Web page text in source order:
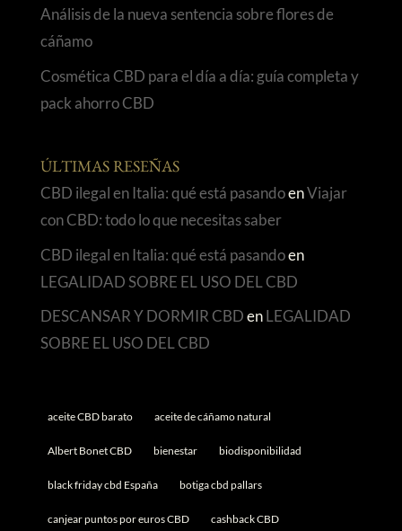
Análisis de la nueva sentencia sobre flores de
cáñamo
Cosmética CBD para el día a día: guía completa y
pack ahorro CBD
ÚLTIMAS RESEÑAS
CBD ilegal en Italia: qué está pasandoenViajar
con CBD: todo lo que necesitas saber
CBD ilegal en Italia: qué está pasandoen
LEGALIDAD SOBRE EL USO DEL CBD
DESCANSAR Y DORMIR CBDenLEGALIDAD
SOBRE EL USO DEL CBD
aceite CBD barato aceite de cáñamo natural
Albert Bonet CBD bienestar biodisponibilidad
black friday cbd España botiga cbd pallars
canjear puntos por euros CBD cashback CBD